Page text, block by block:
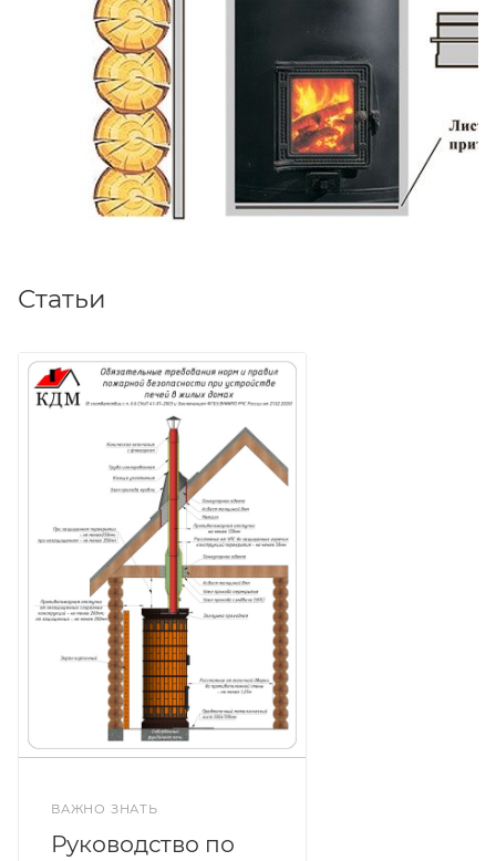
Статьи
ВАЖНО ЗНАТЬ
Руководство по